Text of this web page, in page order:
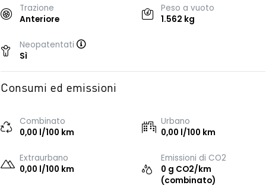
Trazione
Anteriore
Peso a vuoto
1.562 kg
Neopatentati
Sì
Consumi ed emissioni
Combinato
0,00 l/100 km
Urbano
0,00 l/100 km
Extraurbano
0,00 l/100 km
Emissioni di CO2
0 g CO2/km
(combinato)